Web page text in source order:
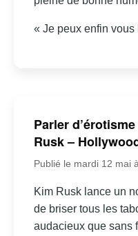
« Je peux enfin vous
Parler
Rusk –
Publié le mardi 12 mai
Kim Rusk lance un
de briser tous les
audacieux que sans